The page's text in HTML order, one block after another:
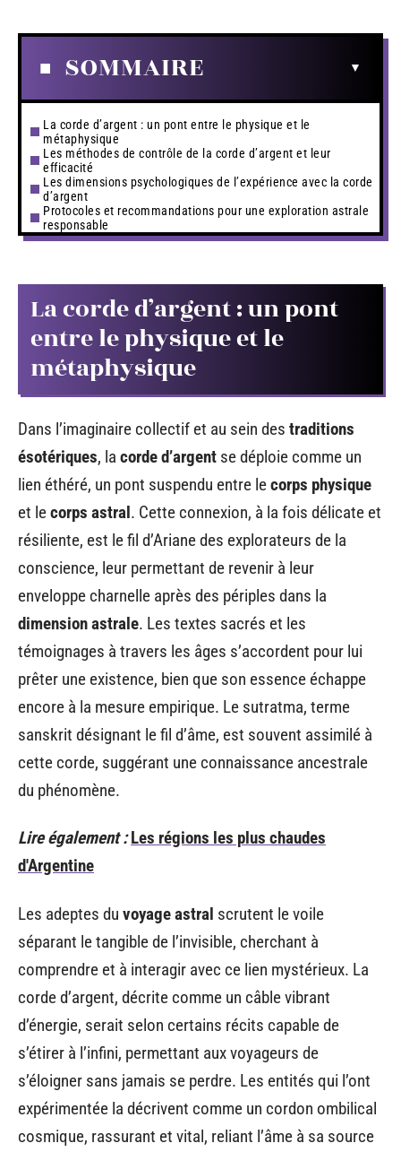
SOMMAIRE
La corde d’argent : un pont entre le physique et le
métaphysique
Les méthodes de contrôle de la corde d’argent et leur
efficacité
Les dimensions psychologiques de l’expérience avec la corde
d’argent
Protocoles et recommandations pour une exploration astrale
responsable
La corde d’argent : un pont
entre le physique et le
métaphysique
Dans l’imaginaire collectif et au sein des traditions
ésotériques, la corde d’argent se déploie comme un
lien éthéré, un pont suspendu entre lecorps physique
et lecorps astral. Cette connexion, à la fois délicate et
résiliente, est le fil d’Ariane des explorateurs de la
conscience, leur permettant de revenir à leur
enveloppe charnelle après des périples dans la
dimension astrale. Les textes sacrés et les
témoignages à travers les âges s’accordent pour lui
prêter une existence, bien que son essence échappe
encore à la mesure empirique. Le sutratma, terme
sanskrit désignant le fil d’âme, est souvent assimilé à
cette corde, suggérant une connaissance ancestrale
du phénomène.
Lire également : Les régions les plus chaudes
d'Argentine
Les adeptes du voyage astral scrutent le voile
séparant le tangible de l’invisible, cherchant à
comprendre et à interagir avec ce lien mystérieux. La
corde d’argent, décrite comme un câble vibrant
d’énergie, serait selon certains récits capable de
s’étirer à l’infini, permettant aux voyageurs de
s’éloigner sans jamais se perdre. Les entités qui l’ont
expérimentée la décrivent comme un cordon ombilical
cosmique, rassurant et vital, reliant l’âme à sa source